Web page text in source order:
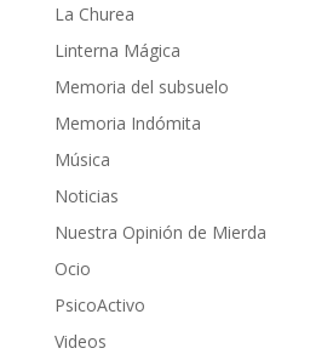
La Churea
Linterna Mágica
Memoria del subsuelo
Memoria Indómita
Música
Noticias
Nuestra Opinión de Mierda
Ocio
PsicoActivo
Videos